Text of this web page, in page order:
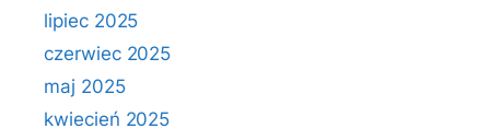
lipiec 2025
czerwiec 2025
maj 2025
kwiecień 2025